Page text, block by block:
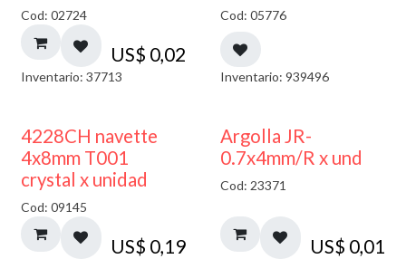
Cod: 02724
US$ 0,02
Inventario: 37713
Cod: 05776
Inventario: 939496
4228CH navette
4x8mm T001
crystal x unidad
Cod: 09145
US$ 0,19
Argolla JR-
0.7x4mm/R x und
Cod: 23371
US$ 0,01